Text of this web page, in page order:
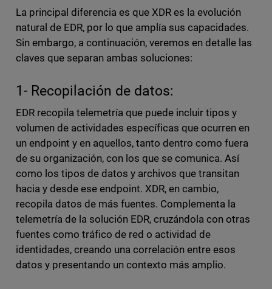
La principal diferencia es que XDR es la evolución
natural de EDR, por lo que amplía sus capacidades.
Sin embargo, a continuación, veremos en detalle las
claves que separan ambas soluciones:
1- Recopilación de datos:
EDR recopila telemetría que puede incluir tipos y
volumen de actividades específicas que ocurren en
un endpoint y en aquellos, tanto dentro como fuera
de su organización, con los que se comunica. Así
como los tipos de datos y archivos que transitan
hacia y desde ese endpoint. XDR, en cambio,
recopila datos de más fuentes. Complementa la
telemetría de la solución EDR, cruzándola con otras
fuentes como tráfico de red o actividad de
identidades, creando una correlación entre esos
datos y presentando un contexto más amplio.